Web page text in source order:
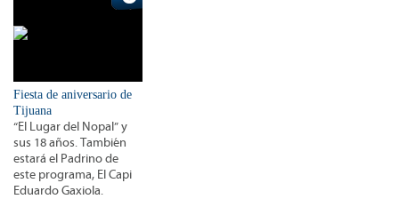
Fiesta de aniversario de
Tijuana
“El Lugar del Nopal” y
sus 18 años. También
estará el Padrino de
este programa, El Capi
Eduardo Gaxiola.